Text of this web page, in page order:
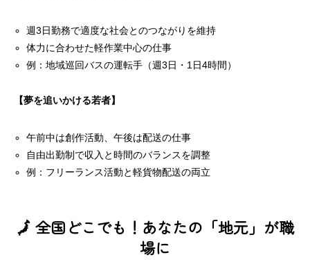
週3日勤務で適度な社会とのつながりを維持
体力に合わせた軽作業中心の仕事
例：地域巡回バスの運転手（週3日・1日4時間）
【夢を追いかける若者】
午前中は創作活動、午後は配送の仕事
自由出勤制で収入と時間のバランスを調整
例：フリーランス活動と軽貨物配送の両立
🗾 全国どこでも！あなたの「地元」が職
場に